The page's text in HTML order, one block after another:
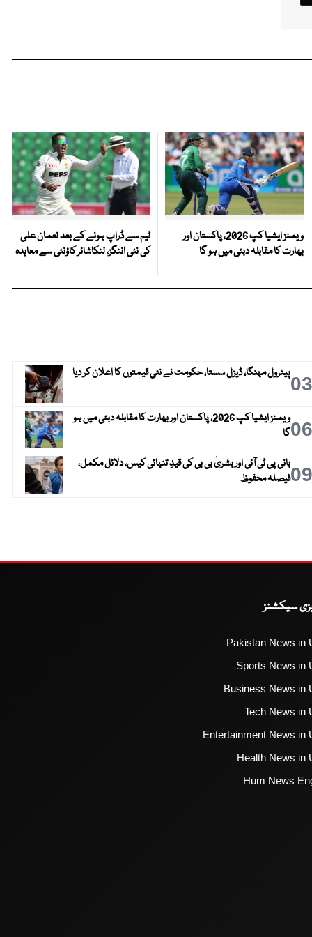
ویمنز ایشیا کپ 2026، پاکستان اور
بھارت کا مقابلہ دبئی میں ہو گا
ٹیم سے ڈراپ ہونے کے بعد نعمان علی
کی نئی اننگز، لنکاشائر کاؤنٹی سے معاہدہ
03پیٹرول مہنگا، ڈیزل سستا، حکومت نے نئی قیمتوں کا اعلان کر دیا
06
ویمنز ایشیا کپ 2026، پاکستان اور بھارت کا مقابلہ دبئی میں ہو
گا
09بانی پی ٹی آئی اور بشریٰ بی بی کی قیدِ تنہائی کیس، دلائل مکمل،
فیصلہ محفوظ
سیکشنز
Pakistan News in
Sports News in
Business News in
Tech News in
Entertainment News in
Health News in
Hum News